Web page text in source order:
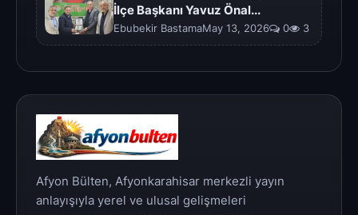
İlçe Başkanı Yavuz Önal...
Ebubekir BastamaMay 13, 2026 0 3
Afyon Bülten, Afyonkarahisar merkezli yayın
anlayışıyla yerel ve ulusal gelişmeleri